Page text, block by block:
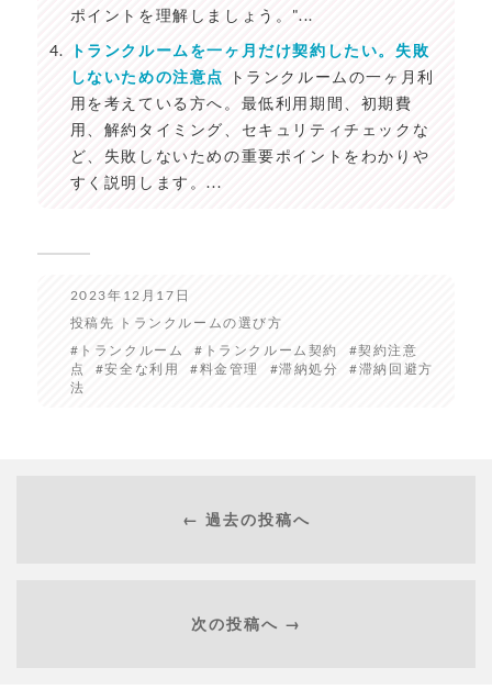
ポイントを理解しましょう。"...
トランクルームを一ヶ月だけ契約したい。失敗
しないための注意点
トランクルームの一ヶ月利
用を考えている方へ。最低利用期間、初期費
用、解約タイミング、セキュリティチェックな
ど、失敗しないための重要ポイントをわかりや
すく説明します。...
2023年12月17日
投稿先 トランクルームの選び方
トランクルーム
トランクルーム契約
契約注意
点
安全な利用 料金管理 滞納処分
滞納回避方
法
← 過去の投稿へ
次の投稿へ →